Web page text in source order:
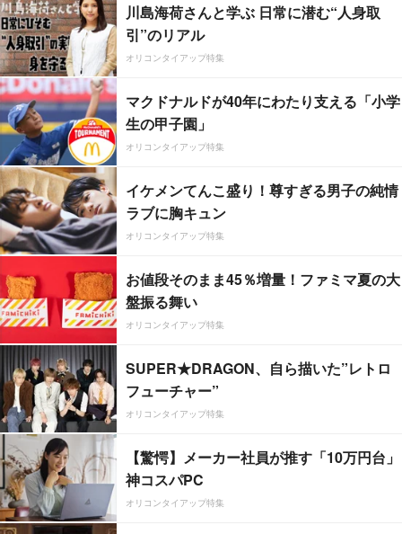
川島海荷さんと学ぶ 日常に潜む“人身取
引”のリアル
オリコンタイアップ特集
マクドナルドが40年にわたり支える「小学
生の甲子園」
オリコンタイアップ特集
イケメンてんこ盛り！尊すぎる男子の純情
ラブに胸キュン
オリコンタイアップ特集
お値段そのまま45％増量！ファミマ夏の大
盤振る舞い
オリコンタイアップ特集
SUPER★DRAGON、自ら描いた”レトロ
フューチャー”
オリコンタイアップ特集
【驚愕】メーカー社員が推す「10万円台」
神コスパPC
オリコンタイアップ特集